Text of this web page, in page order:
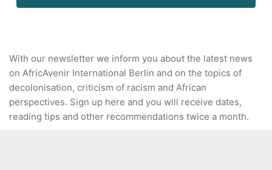
With our newsletter we inform you about the latest news
on AfricAvenir International Berlin and on the topics of
decolonisation, criticism of racism and African
perspectives. Sign up here and you will receive dates,
reading tips and other recommendations twice a month.